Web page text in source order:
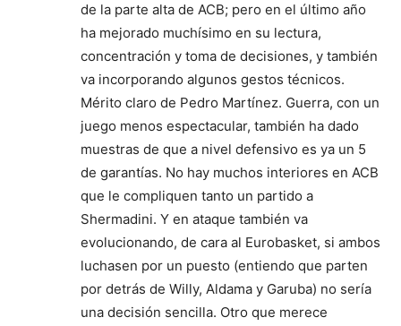
de la parte alta de ACB; pero en el último año
ha mejorado muchísimo en su lectura,
concentración y toma de decisiones, y también
va incorporando algunos gestos técnicos.
Mérito claro de Pedro Martínez. Guerra, con un
juego menos espectacular, también ha dado
muestras de que a nivel defensivo es ya un 5
de garantías. No hay muchos interiores en ACB
que le compliquen tanto un partido a
Shermadini. Y en ataque también va
evolucionando, de cara al Eurobasket, si ambos
luchasen por un puesto (entiendo que parten
por detrás de Willy, Aldama y Garuba) no sería
una decisión sencilla. Otro que merece